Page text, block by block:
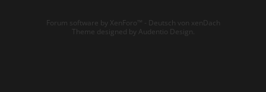
Forum software by XenForo™ - Deutsch von xenDach
Theme designed by Audentio Design.